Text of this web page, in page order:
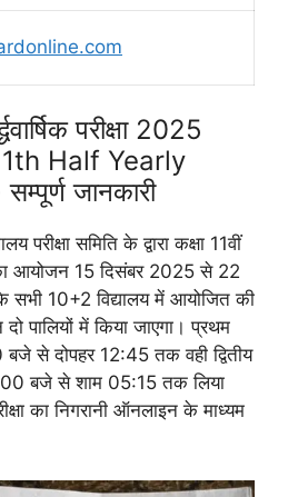
परीक्षा 2025
Half Yearly
जानकारी
परीक्षा समिति के द्वारा कक्षा 11वीं
का आयोजन 15 दिसंबर 2025 से 22
सभी 10+2 विद्यालय में आयोजित की
पालियों में किया जाएगा। प्रथम
बजे से दोपहर 12:45 तक वही द्वितीय
बजे से शाम 05:15 तक लिया
का निगरानी ऑनलाइन के माध्यम